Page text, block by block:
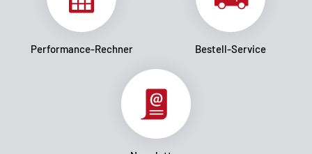
Performance-Rechner Bestell-Service